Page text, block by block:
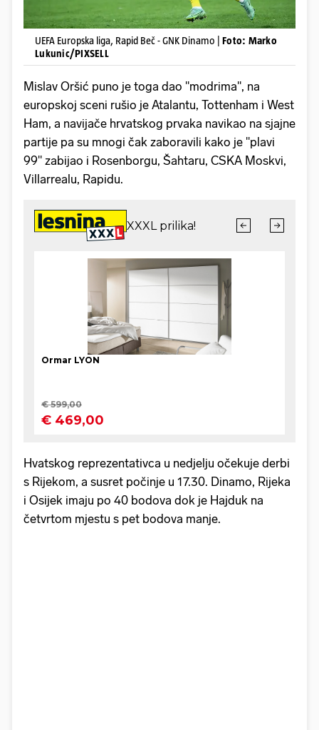
UEFA Europska liga, Rapid Beč - GNK Dinamo | Foto: Marko
Lukunic/PIXSELL
Mislav Oršić puno je toga dao "modrima", na
europskoj sceni rušio je Atalantu, Tottenham i West
Ham, a navijače hrvatskog prvaka navikao na sjajne
partije pa su mnogi čak zaboravili kako je "plavi
99" zabijao i Rosenborgu, Šahtaru, CSKA Moskvi,
Villarrealu, Rapidu.
Hvatskog reprezentativca u nedjelju očekuje derbi
s Rijekom, a susret počinje u 17.30. Dinamo, Rijeka
i Osijek imaju po 40 bodova dok je Hajduk na
četvrtom mjestu s pet bodova manje.